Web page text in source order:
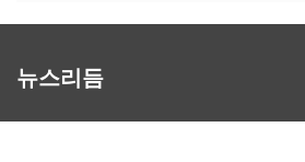
뉴스리듬